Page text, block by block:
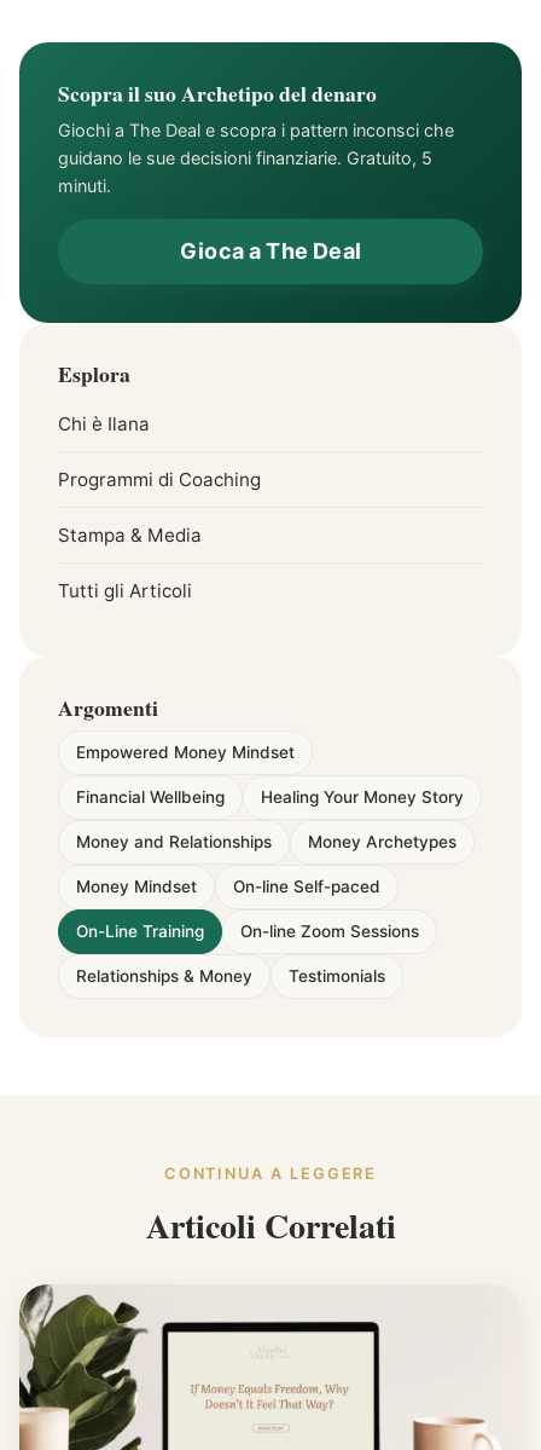
Scopra il suo Archetipo del denaro
Giochi a The Deal e scopra i pattern inconsci che
guidano le sue decisioni finanziarie. Gratuito, 5
minuti.
Gioca a The Deal
Esplora
Chi è Ilana
Programmi di Coaching
Stampa & Media
Tutti gli Articoli
Argomenti
Empowered Money Mindset
Financial Wellbeing Healing Your Money Story
Money and Relationships Money Archetypes
Money Mindset On-line Self-paced
On-Line Training On-line Zoom Sessions
Relationships & Money Testimonials
CONTINUA A LEGGERE
Articoli Correlati